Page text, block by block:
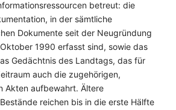
betreut: die
in der sämtliche
Dokumente seit der Neugründung
1990 erfasst sind, sowie das
Gedächtnis des Landtags, das für
auch die zugehörigen,
Akten aufbewahrt. Ältere
reichen bis in die erste Hälfte